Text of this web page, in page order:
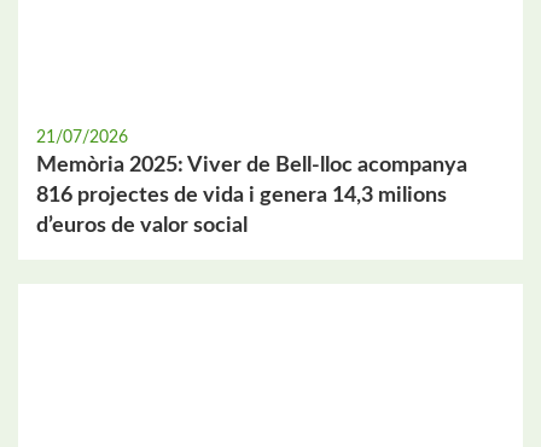
21/07/2026
Memòria 2025: Viver de Bell-lloc acompanya
816 projectes de vida i genera 14,3 milions
d’euros de valor social